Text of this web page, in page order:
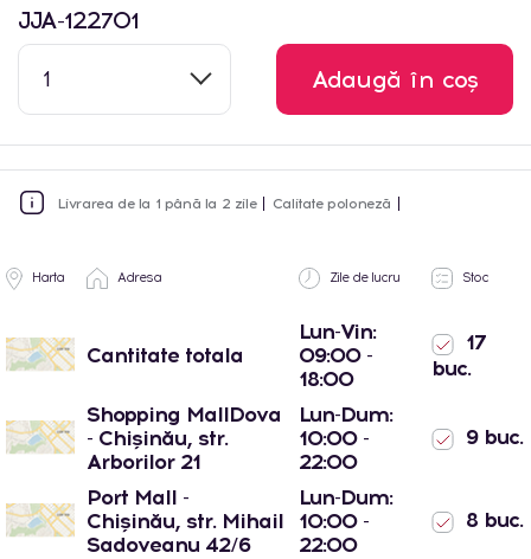
JJA-122701
1 Adaugă în coș
Livrarea de la 1 până la 2 zile Calitate poloneză
Harta Adresa Zile de lucru Stoc
Cantitate totala
Lun-Vin:
09:00 -
18:00
17
buc.
Shopping MallDova
- Chișinău, str.
Arborilor 21
Lun-Dum:
10:00 -
22:00
9 buc.
Port Mall -
Chișinău, str. Mihail
Sadoveanu 42/6
Lun-Dum:
10:00 -
22:00
8 buc.